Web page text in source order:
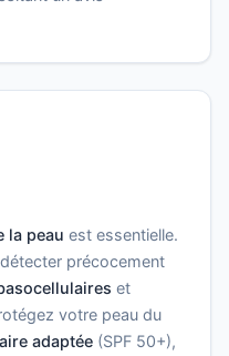
la peau est essentielle.
précocement
et
votre peau du
adaptée (SPF 50+),